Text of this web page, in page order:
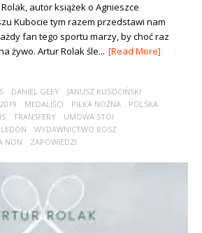
autor książek o Agnieszce
Kubocie tym razem przedstawi nam
fan tego sportu marzy, by choć raz
żywo. Artur Rolak śle... [Read More]
DANIEL GEEY
JANUSZ KUSOCIŃSKI
MEDALIŚCI PIŁKA NOŻNA
POLSKA
TRANSFERY
UMOWA STOI
WYDAWNICTWO BOSZ
NON
ZAPOWIEDZI